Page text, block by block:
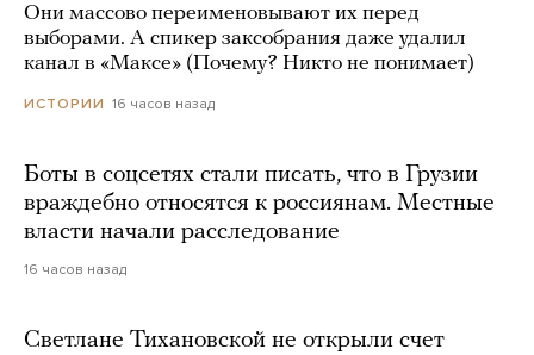
Они массово переименовывают их перед
выборами. А спикер заксобрания даже удалил
канал в «Максе» (Почему? Никто не понимает)
ИСТОРИИ 16 часов назад
Боты в соцсетях стали писать, что в Грузии
враждебно относятся к россиянам. Местные
власти начали расследование
16 часов назад
Светлане Тихановской не открыли счет